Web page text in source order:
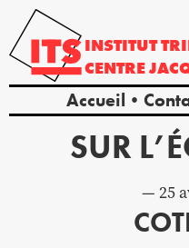
INSTITUT
CENTRE
Accueil
SUR
25